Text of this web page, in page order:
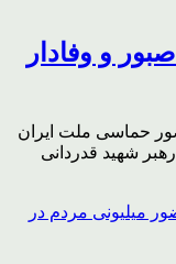
و وفادار
حماسی ملت ایران
شهید قدردانی